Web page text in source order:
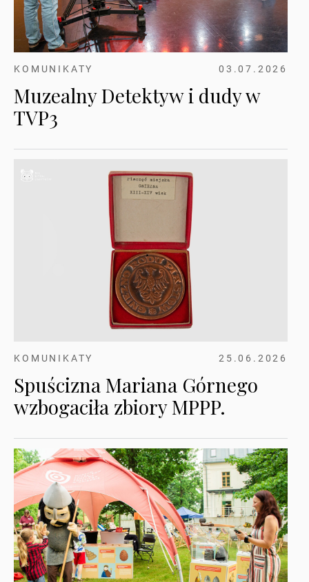
KOMUNIKATY 03.07.2026
Muzealny Detektyw i dudy w
TVP3
KOMUNIKATY 25.06.2026
Spuścizna Mariana Górnego
wzbogaciła zbiory MPPP.